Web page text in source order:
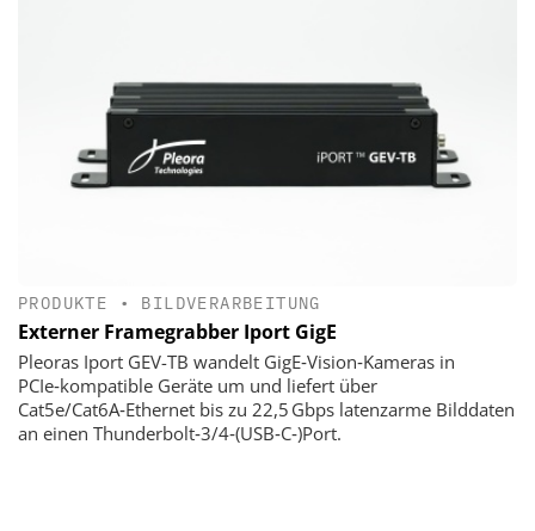
PRODUKTE • BILDVERARBEITUNG
Externer Framegrabber Iport GigE
Pleoras Iport GEV-TB wandelt GigE‑Vision‑Kameras in
PCIe‑kompatible Geräte um und liefert über
Cat5e/Cat6A‑Ethernet bis zu 22,5 Gbps latenzarme Bilddaten
an einen Thunderbolt‑3/4‑(USB‑C‑)Port.